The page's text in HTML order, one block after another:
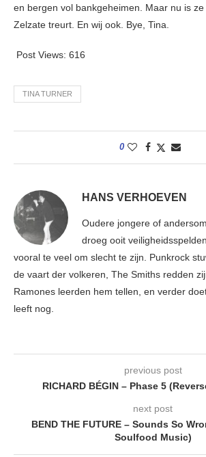
en bergen vol bankgeheimen. Maar nu is ze
Zelzate treurt. En wij ook. Bye, Tina.
Post Views: 616
TINA TURNER
0
HANS VERHOEVEN
Oudere jongere of
droeg ooit
vooral te veel om slecht te zijn. Punkrock
de vaart der volkeren, The Smiths redden
Ramones leerden hem tellen, en verder
leeft nog.
previous post
RICHARD BÉGIN – Phase 5
next post
BEND THE FUTURE – Sounds So
Soulfood Music)